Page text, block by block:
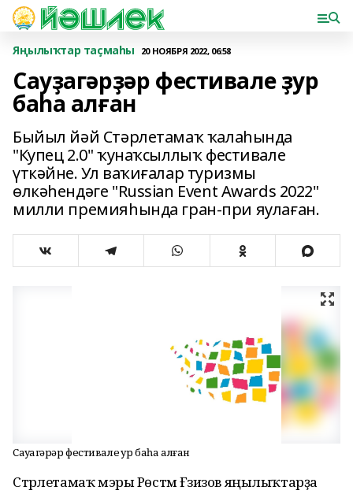
Яңылыҡтар таҫмаһы 20 НОЯБРЯ 2022, 06:58
Сауҙагәрҙәр фестивале ҙур
баһа алған
Быйыл йәй Стәрлетамаҡ ҡалаһында
"Купец 2.0" ҡунаҡсыллыҡ фестивале
үткәйне. Ул ваҡиғалар туризмы
өлкәһендәге "Russian Event Awards 2022"
милли премияһында гран-при яулаған.
Сауҙагәрҙәр фестивале ҙур баһа алған
Стәрлетамаҡ мэры Рөстәм Ғәзизов яңылыҡтарҙа